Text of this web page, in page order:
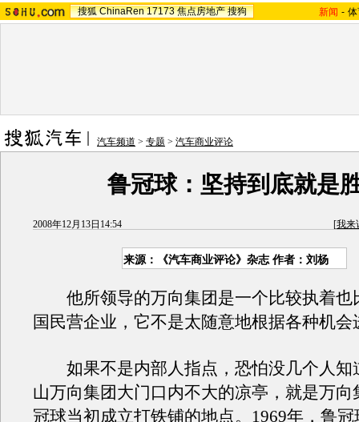
搜狐 ChinaRen 17173 焦点房地产 搜狗 新闻 -
汽车频道 > 专题 > 汽车商业评论
鲁冠球：坚持到底就是
2008年12月13日14:54 [我来
来源：《汽车商业评论》杂志 作者：刘杨
他所领导的万向集团是一个比较执着也
国民营企业，它不是太随意地根据各种机会
如果不是内部人指点，恐怕没几个人知
山万向集团大门口内不大的凉亭，就是万向
冠球当初成立打铁铺的地点。1969年，鲁